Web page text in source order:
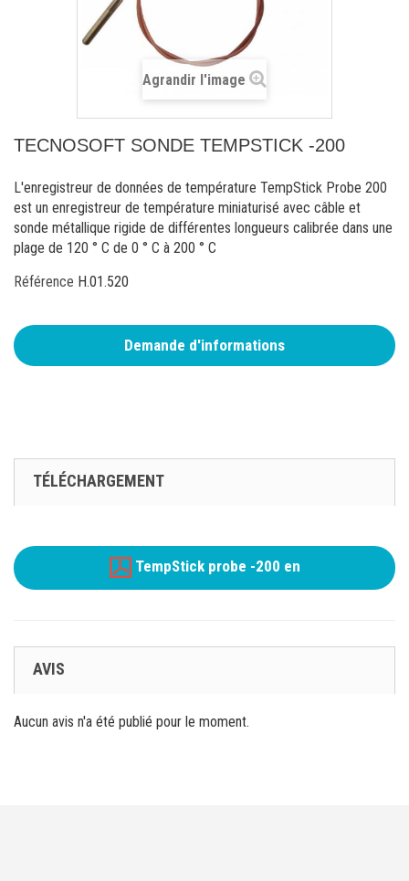
Agrandir l'image
TECNOSOFT SONDE TEMPSTICK -200
L'enregistreur de données de température TempStick Probe 200
est un enregistreur de température miniaturisé avec câble et
sonde métallique rigide de différentes longueurs calibrée dans une
plage de 120 ° C de 0 ° C à 200 ° C
Référence H.01.520
Demande d'informations
TÉLÉCHARGEMENT
TempStick probe -200 en
AVIS
Aucun avis n'a été publié pour le moment.